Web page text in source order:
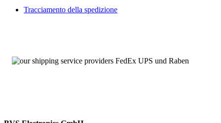
Tracciamento della spedizione